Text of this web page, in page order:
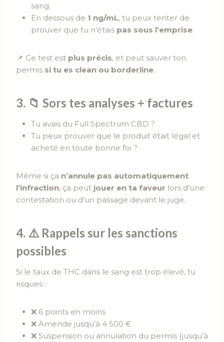
sang.
En dessous de 1 ng/mL, tu peux tenter de
prouver que tu n’étais pas sous l’emprise.
📌 Ce test est plus précis, et peut sauver ton
permis si tu es clean ou borderline.
3. 📁 Sors tes analyses + factures
Tu avais du Full Spectrum CBD ?
Tu peux prouver que le produit était légal et
acheté en toute bonne foi ?
Même si ça n’annule pas automatiquement
l’infraction, ça peut jouer en ta faveur lors d’une
contestation ou d’un passage devant le juge.
4. ⚠️ Rappels sur les sanctions
possibles
Si le taux de THC dans le sang est trop élevé, tu
risques :
❌ 6 points en moins
❌ Amende jusqu’à 4 500 €
❌ Suspension ou annulation du permis (jusqu’à